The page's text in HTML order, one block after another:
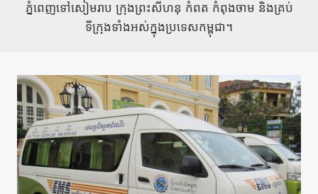
ភ្នំពេញទៅសៀមរាប ក្រុងព្រះសីហនុ កំពត កំពុងចាម និងគ្រប់
ទីក្រុងទាំងអស់ក្នុងប្រទេសកម្ពុជា។